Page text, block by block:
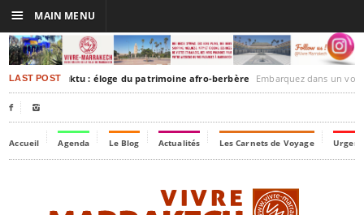
LAST POSTTimbuktu : éloge du patrimoine afro-berbère Embarquez dans un voyage culturel dans le
 
Accueil Agenda Le Blog Actualités Les Carnets de Voyage
☰ MAIN MENU